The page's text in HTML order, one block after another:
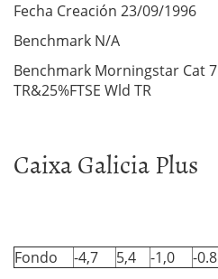
Fecha Creación 23/09/1996
Benchmark N/A
Benchmark Morningstar Cat
TR&25%FTSE Wld TR
Caixa Galicia Plus
Fondo -4,7 5,4 -1,0 -0.8